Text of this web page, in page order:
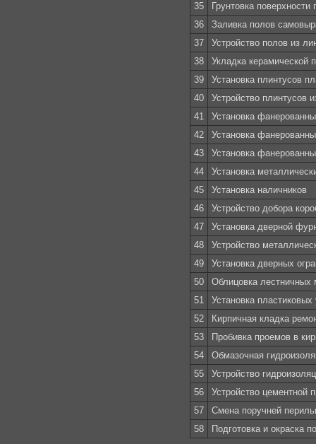
35
Грунтовка поверхности
36
Заливка полов
37
Устройство полов из
38
Укладка керамической
39
Установка плинтусов
40
Устройство плинтусов
41
Установка
42
Установка
43
Установка
44
Установка
45
Установка наличников
46
Устройство добора
47
Установка дверной
48
Устройство
49
Установка дверных
50
Облицовка лестничных
51
Установка
52
Кирпичная кладка
53
Пробивка проемов в
54
Обмазочная
55
Устройство
56
Устройство цементной
57
Смена поручней
58
Подготовка и окраска